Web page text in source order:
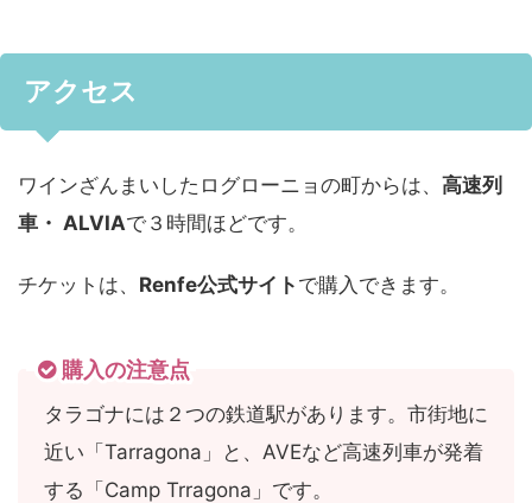
アクセス
ワインざんまいしたログローニョの町からは、 高速列
車・ ALVIAで３時間ほどです。
チケットは、 Renfe公式サイト で購入できます。
購入の注意点
タラゴナには２つの鉄道駅があります。市街地に
近い「Tarragona」と、AVEなど高速列車が発着
する「Camp Trragona」です。